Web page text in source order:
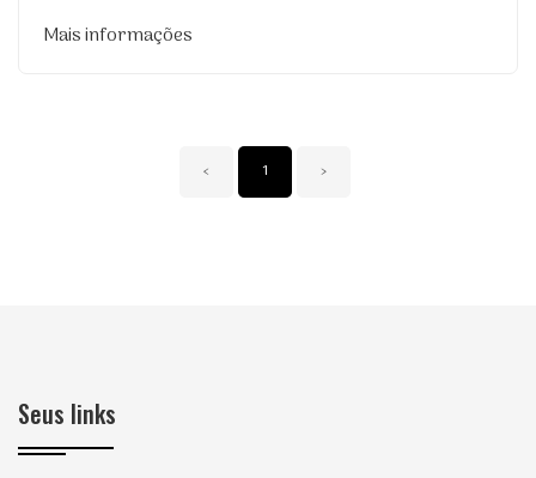
Mais informações
‹ 1 ›
Seus links